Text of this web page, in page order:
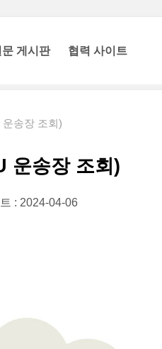
문 게시판 협력 사이트
송장 조회)
운송장 조회)
: 2024-04-06